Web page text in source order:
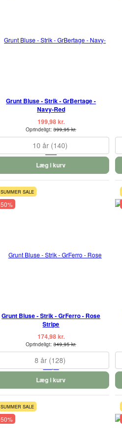
Grunt Bluse - Strik - GrBertage -
Navy-Red
199,98 kr.
Oprindeligt:399,95 kr.
10 år (140)
Læg i kurv
SUMMER SALE
50%
Grunt Bluse - Strik - GrFerro - Rose
Stripe
174,98 kr.
Oprindeligt:349,95 kr.
8 år (128)
Læg i kurv
SUMMER SALE
50%